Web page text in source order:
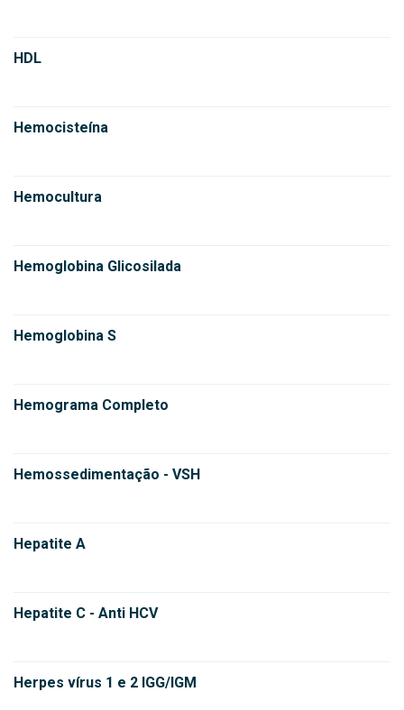
HDL
Hemocisteína
Hemocultura
Hemoglobina Glicosilada
Hemoglobina S
Hemograma Completo
Hemossedimentação - VSH
Hepatite A
Hepatite C - Anti HCV
Herpes vírus 1 e 2 IGG/IGM